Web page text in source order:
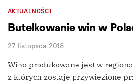
AKTUALNOŚCI
Butelkowanie win w
27 listopada 2018
Wino produkowane jest w
z których zostaje przywiezione